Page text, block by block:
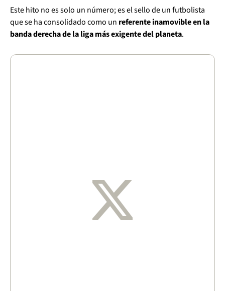
Este hito no es solo un número; es el sello de un futbolista
que se ha consolidado como un referente inamovible en la
banda derecha de la liga más exigente del planeta.